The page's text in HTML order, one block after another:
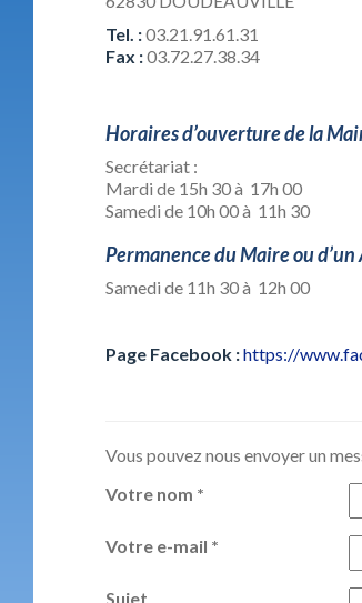
Tel. :03.21.91.61.31
Fax :03.72.27.38.34
Horaires d’ouverture de la
Secrétariat :
Mardi de 15h 30 à 17h 00
Samedi de 10h 00 à 11h 30
Permanence du Maire ou
Samedi de 11h 30 à 12h 00
Page Facebook :https://
Vous pouvez nous envoyer un
Votre nom *
Votre e-mail *
Sujet